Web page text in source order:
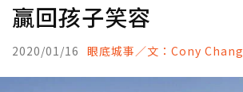
贏回孩子笑容
2020/01/16 眼底城事／文：Cony Chang